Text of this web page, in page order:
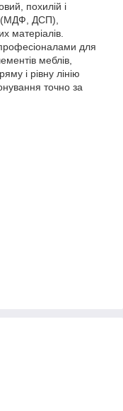
похилій і
(МДФ, ДСП),
матеріалів.
для
меблів,
і рівну лінію
точно за